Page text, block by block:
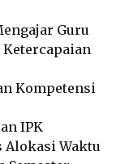
Guru
Kompetensi
IPK
Waktu